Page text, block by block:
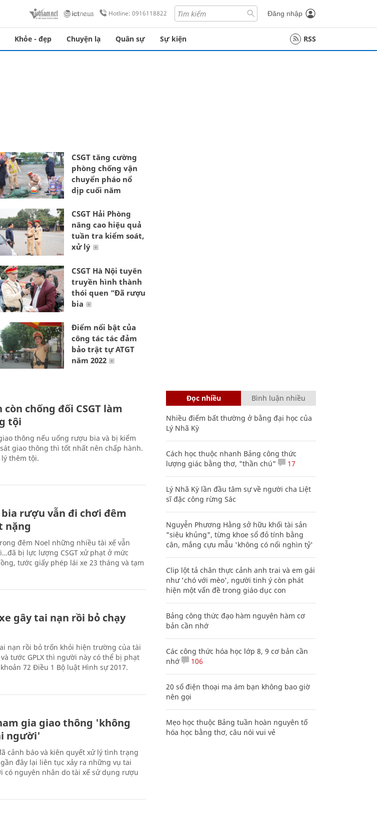
Hotline: 0916118822 Đăng nhập
Khỏe - đẹp Chuyện lạ Quân sự Sự kiện RSS
CSGT tăng cường
phòng chống vận
chuyển pháo nổ
dịp cuối năm
CSGT Hải Phòng
nâng cao hiệu quả
tuần tra kiểm soát,
xử lý
CSGT Hà Nội tuyên
truyền hình thành
thói quen “Đã rượu
bia
Điểm nổi bật của
công tác tác đảm
bảo trật tự ATGT
năm 2022
chống đối CSGT làm
tội
thông nếu uống rượu bia và bị kiểm
giao thông thì tốt nhất nên chấp hành.
thêm tội.
rượu vẫn đi chơi đêm
nặng
đêm Noel những nhiều tài xế vẫn
bị lực lượng CSGT xử phạt ở mức
tước giấy phép lái xe 23 tháng và tạm
gây tai nạn rồi bỏ chạy
nạn rồi bỏ trốn khỏi hiện trường của tài
tước GPLX thì người này có thể bị phạt
72 Điều 1 Bộ luật Hình sự 2017.
gia giao thông 'không
người'
cảnh báo và kiên quyết xử lý tình trạng
đây lại liên tục xảy ra những vụ tai
có nguyên nhân do tài xế sử dụng rượu
Đọc nhiều Bình luận nhiều
Nhiều điểm bất thường ở bằng đại học của
Lý Nhã Kỳ
Cách học thuộc nhanh Bảng công thức
lượng giác bằng thơ, "thần chú"
17
Lý Nhã Kỳ lần đầu tâm sự về người cha Liệt
sĩ đặc công rừng Sác
Nguyễn Phương Hằng sở hữu khối tài sản
"siêu khủng", từng khoe sổ đỏ tính bằng
cân, mắng cựu mẫu 'không có nổi nghìn tỷ'
Clip lột tả chân thực cảnh anh trai và em gái
như 'chó với mèo', người tinh ý còn phát
hiện một vấn đề trong giáo dục con
Bảng công thức đạo hàm nguyên hàm cơ
bản cần nhớ
Các công thức hóa học lớp 8, 9 cơ bản cần
nhớ
106
20 số điện thoại ma ám bạn không bao giờ
nên gọi
Mẹo học thuộc Bảng tuần hoàn nguyên tố
hóa học bằng thơ, câu nói vui vẻ